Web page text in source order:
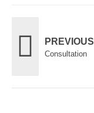
PREVIOUS
Consultation